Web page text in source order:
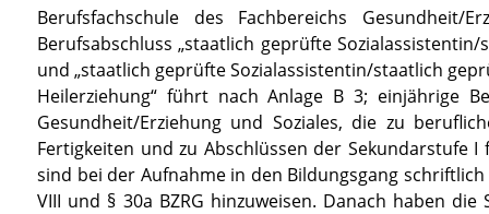
Berufsfachschule des Fachbereichs Gesundheit/
Berufsabschluss „staatlich geprüfte
und „staatlich geprüfte Sozialassistentin/staatlich
Heilerziehung“ führt nachAnlage B 3; einjährige
Gesundheit/Erziehung und Soziales, die zu
Fertigkeiten und zu Abschlüssen der Sekundarstufe
sind bei der Aufnahme in den Bildungsgang
VIII und § 30a BZRG hinzuweisen. Danach haben